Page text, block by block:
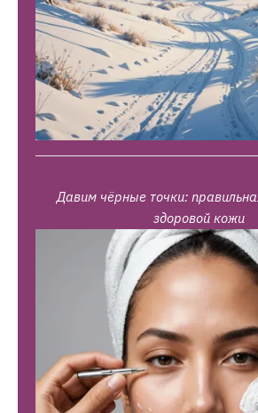
Давим чёрные точки:
здоровой кожи